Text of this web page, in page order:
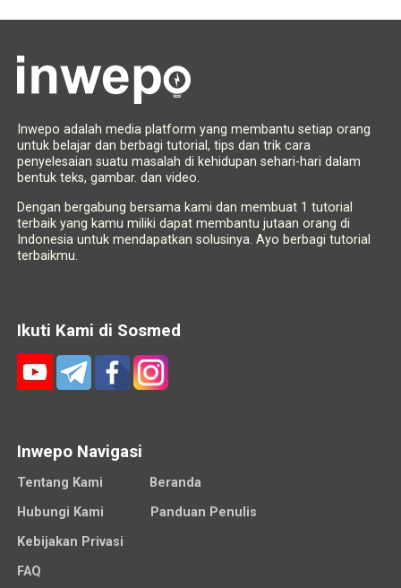
Inwepo adalah media platform yang membantu setiap orang
untuk belajar dan berbagi tutorial, tips dan trik cara
penyelesaian suatu masalah di kehidupan sehari-hari dalam
bentuk teks, gambar. dan video.
Dengan bergabung bersama kami dan membuat 1 tutorial
terbaik yang kamu miliki dapat membantu jutaan orang di
Indonesia untuk mendapatkan solusinya. Ayo berbagi tutorial
terbaikmu.
Ikuti Kami di Sosmed
Inwepo Navigasi
Tentang Kami
Beranda
Hubungi Kami
Panduan Penulis
Kebijakan Privasi
FAQ